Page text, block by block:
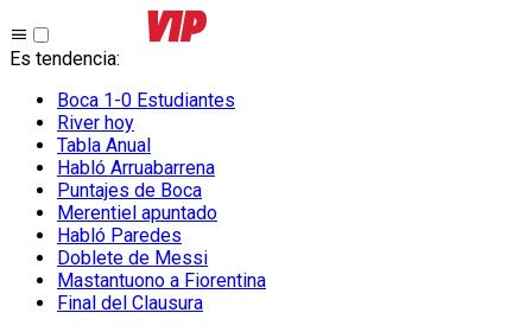
Es tendencia:
Boca 1-0 Estudiantes
River hoy
Tabla Anual
Habló Arruabarrena
Puntajes de Boca
Merentiel apuntado
Habló Paredes
Doblete de Messi
Mastantuono a Fiorentina
Final del Clausura